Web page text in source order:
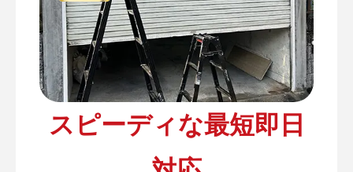
スピーディな最短即日